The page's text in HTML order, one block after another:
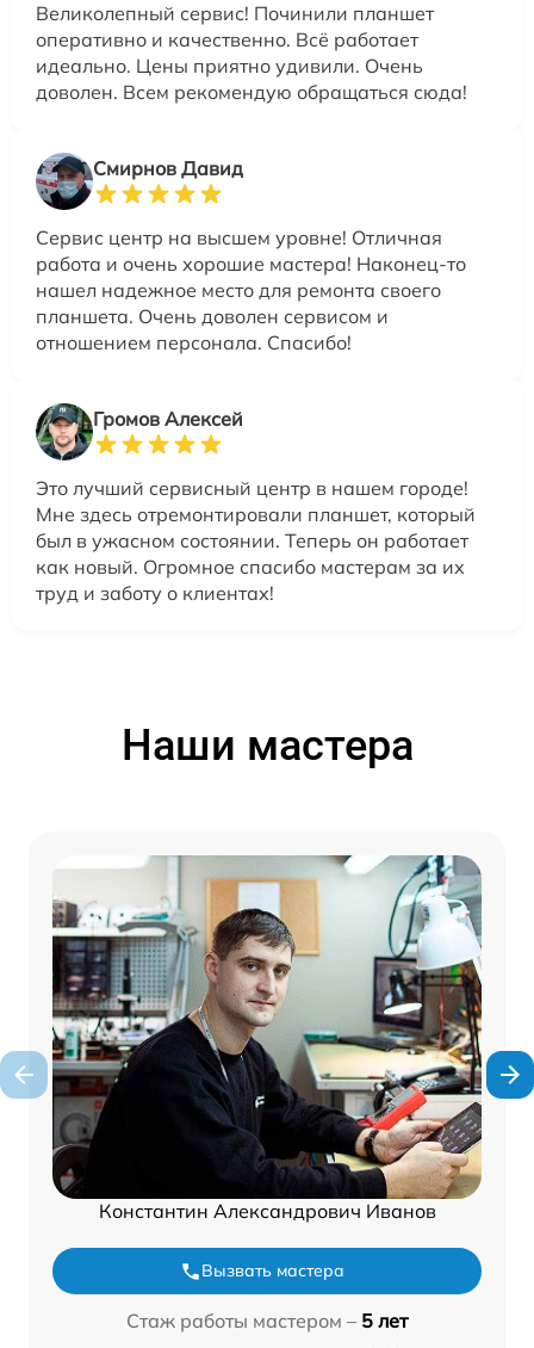
Великолепный сервис! Починили планшет
оперативно и качественно. Всё работает
идеально. Цены приятно удивили. Очень
доволен. Всем рекомендую обращаться сюда!
Смирнов Давид
Сервис центр на высшем уровне! Отличная
работа и очень хорошие мастера! Наконец-то
нашел надежное место для ремонта своего
планшета. Очень доволен сервисом и
отношением персонала. Спасибо!
Громов Алексей
Это лучший сервисный центр в нашем городе!
Мне здесь отремонтировали планшет, который
был в ужасном состоянии. Теперь он работает
как новый. Огромное спасибо мастерам за их
труд и заботу о клиентах!
Наши мастера
Константин Александрович Иванов
Вызвать мастера
Стаж работы мастером – 5 лет